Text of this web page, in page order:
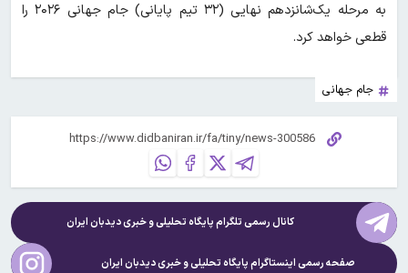
به مرحله یک‌شانزدهم نهایی (۳۲ تیم پایانی) جام جهانی ۲۰۲۶ را
قطعی خواهد کرد.
جام جهانی
کانال رسمی تلگرام پایگاه تحلیلی و خبریدیدبان ایران
صفحه رسمی اینستاگرام پایگاه تحلیلی و خبریدیدبان ایران